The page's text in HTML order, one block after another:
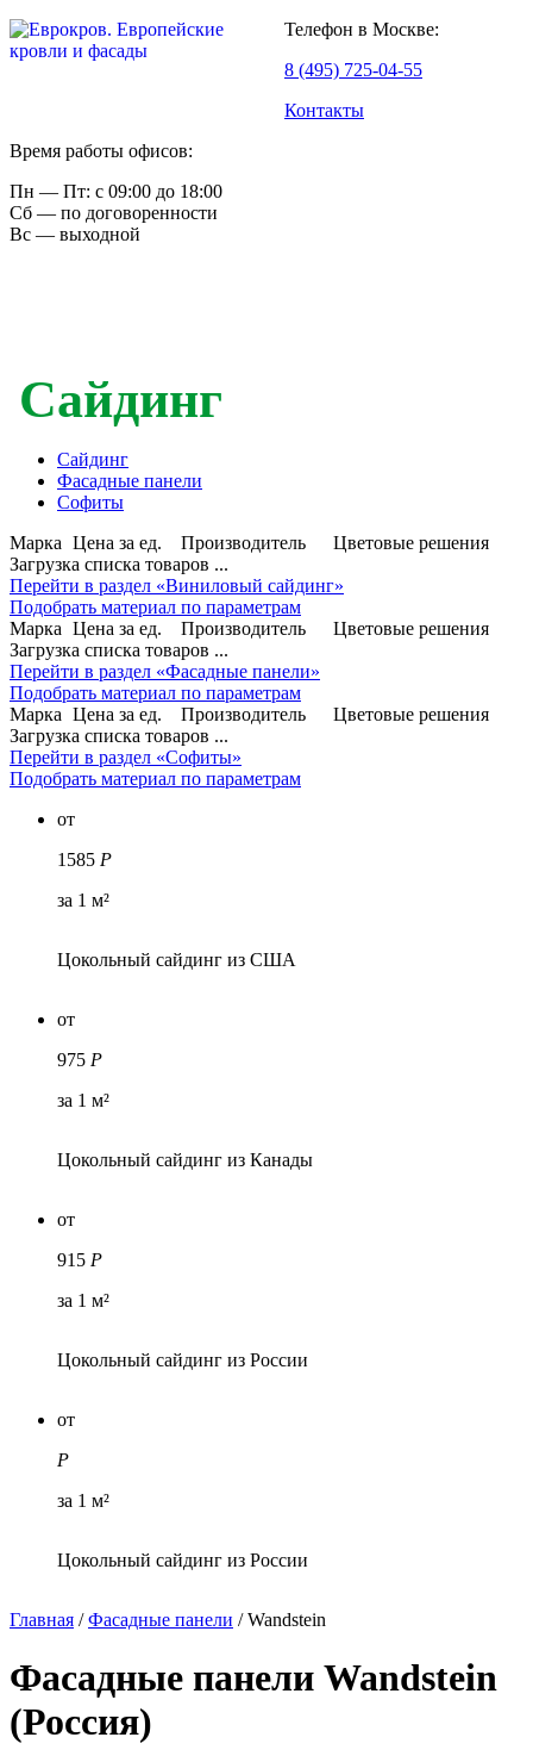
Телефон в Москве:
8 (495) 725-04-55
Контакты
Время работы офисов:
Пн — Пт: с 09:00 до 18:00
Сб — по договоренности
Вс — выходной
Сайдинг
Сайдинг
Фасадные панели
Софиты
Марка Цена за ед. Производитель
Цветовые решения
Загрузка списка товаров ...
Перейти в раздел «Виниловый сайдинг»
Подобрать материал по параметрам
Марка Цена за ед. Производитель
Цветовые решения
Загрузка списка товаров ...
Перейти в раздел «Фасадные панели»
Подобрать материал по параметрам
Марка Цена за ед. Производитель
Цветовые решения
Загрузка списка товаров ...
Перейти в раздел «Софиты»
Подобрать материал по параметрам
от
1585 Р
за 1 м²
Цокольный сайдинг из США
от
975 Р
за 1 м²
Цокольный сайдинг из Канады
от
915 Р
за 1 м²
Цокольный сайдинг из России
от
Р
за 1 м²
Цокольный сайдинг из России
Главная /Фасадные панели /Wandstein
Фасадные панели Wandstein
(Россия)